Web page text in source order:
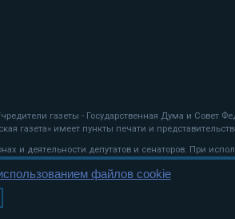
газеты - Государственная Дума и Совет
газета» имеет пункты печати и
и деятельности депутатов и сенаторов. При
файлов cookie